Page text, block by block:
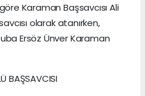
Karaman Başsavcısı Ali
olarak atanırken,
Ersöz Ünver Karaman
BAŞSAVCISI